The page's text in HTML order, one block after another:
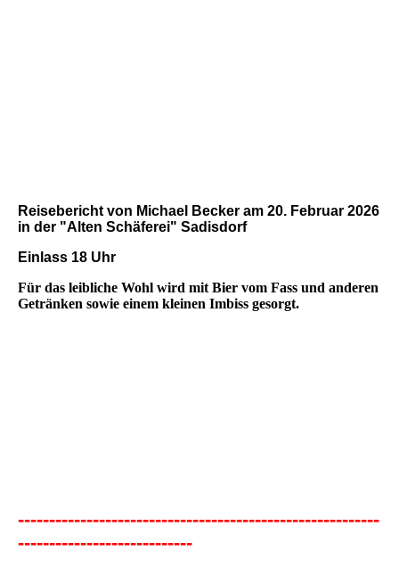
Reisebericht von Michael Becker am 20. Februar 2026
in der "Alten Schäferei" Sadisdorf
Einlass 18 Uhr
Für das leibliche Wohl wird mit Bier vom Fass und anderen
Getränken sowie einem kleinen Imbiss gesorgt.
----------------------------------------------------------
----------------------------